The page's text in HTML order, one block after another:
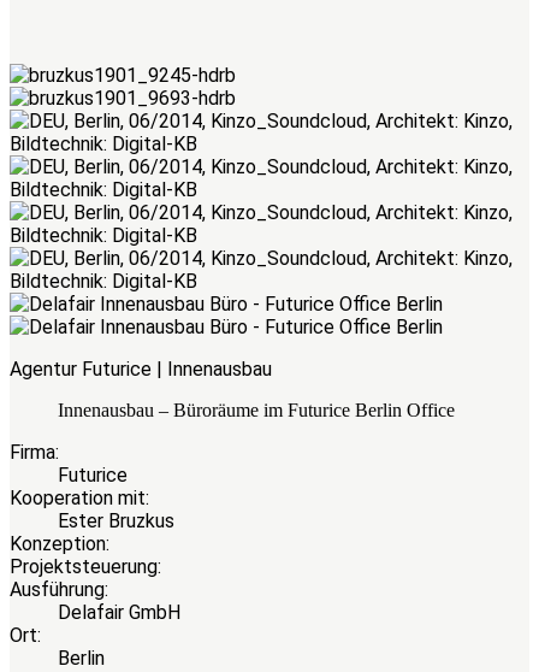
Agentur Futurice | Innenausbau
Innenausbau – Büroräume im Futurice Berlin Office
Firma:
Futurice
Kooperation mit:
Ester Bruzkus
Konzeption:
Projektsteuerung:
Ausführung:
Delafair GmbH
Ort:
Berlin